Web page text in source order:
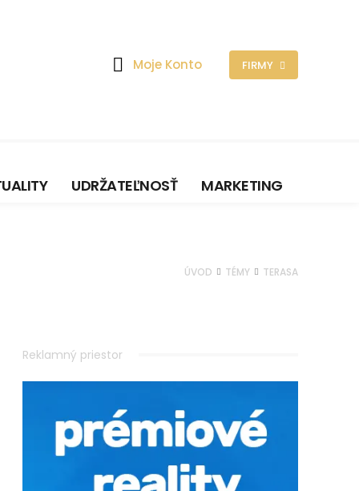
Moje Konto FIRMY
UDRŽATEĽNOSŤ MARKETING
ÚVOD TÉMY TERASA
Reklamný priestor